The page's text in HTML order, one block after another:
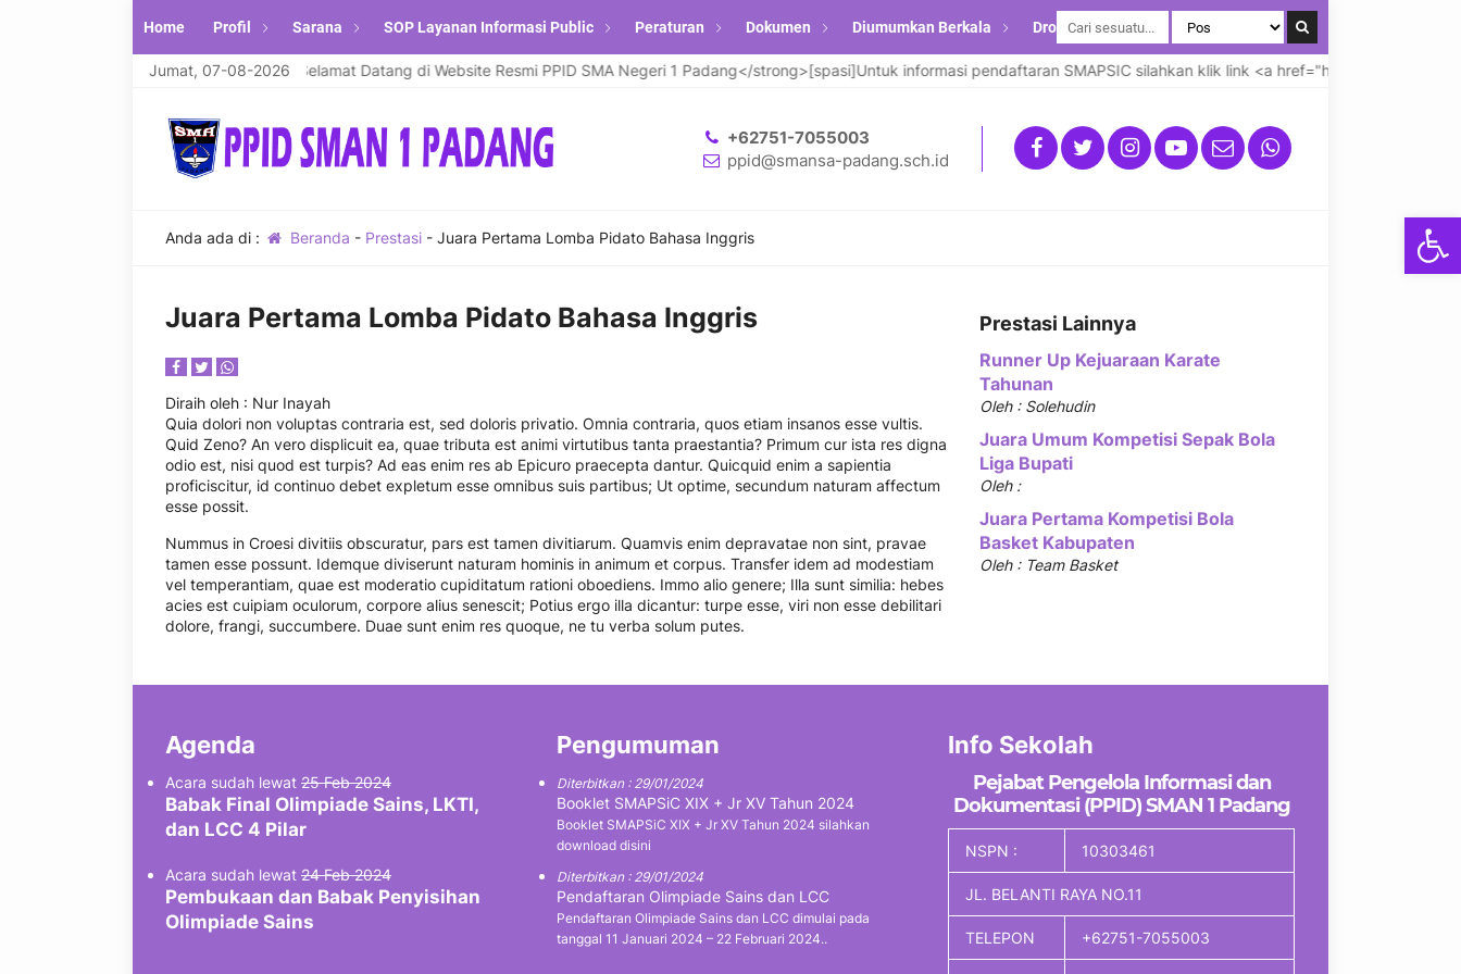
Home Profil Sarana SOP Layanan Informasi Public Peraturan Dokumen Diumumkan Berkala Drop Down
Jumat, 07-08-2026
warahmatullahi wabarakatuh. Selamat Datang di Website Resmi PPID SMA Negeri 1 Padang</strong>[spasi]Untuk informasi pendaftaran SMAPSIC silahkan klik link <a href="https://
+62751-7055003
ppid@smansa-padang.sch.id
Anda ada di : Beranda - Prestasi- Juara Pertama Lomba Pidato Bahasa Inggris
Juara Pertama Lomba Pidato Bahasa Inggris
Diraih oleh : Nur Inayah
Quia dolori non voluptas contraria est, sed doloris privatio. Omnia contraria, quos etiam insanos esse vultis.
Quid Zeno? An vero displicuit ea, quae tributa est animi virtutibus tanta praestantia? Primum cur ista res digna
odio est, nisi quod est turpis? Ad eas enim res ab Epicuro praecepta dantur. Quicquid enim a sapientia
proficiscitur, id continuo debet expletum esse omnibus suis partibus; Ut optime, secundum naturam affectum
esse possit.
Nummus in Croesi divitiis obscuratur, pars est tamen divitiarum. Quamvis enim depravatae non sint, pravae
tamen esse possunt. Idemque diviserunt naturam hominis in animum et corpus. Transfer idem ad modestiam
vel temperantiam, quae est moderatio cupiditatum rationi oboediens. Immo alio genere; Illa sunt similia: hebes
acies est cuipiam oculorum, corpore alius senescit; Potius ergo illa dicantur: turpe esse, viri non esse debilitari
dolore, frangi, succumbere. Duae sunt enim res quoque, ne tu verba solum putes.
Prestasi Lainnya
Runner Up Kejuaraan Karate
Tahunan
Oleh : Solehudin
Juara Umum Kompetisi Sepak Bola
Liga Bupati
Oleh :
Juara Pertama Kompetisi Bola
Basket Kabupaten
Oleh : Team Basket
Agenda
Acara sudah lewat 25 Feb 2024
Babak Final Olimpiade Sains, LKTI,
dan LCC 4 Pilar
Acara sudah lewat 24 Feb 2024
Pembukaan dan Babak Penyisihan
Olimpiade Sains
Pengumuman
Diterbitkan : 29/01/2024
Booklet SMAPSiC XIX + Jr XV Tahun 2024
Booklet SMAPSiC XIX + Jr XV Tahun 2024 silahkan
download disini
Diterbitkan : 29/01/2024
Pendaftaran Olimpiade Sains dan LCC
Pendaftaran Olimpiade Sains dan LCC dimulai pada
tanggal 11 Januari 2024 – 22 Februari 2024..
Info Sekolah
Pejabat Pengelola Informasi dan
Dokumentasi (PPID) SMAN 1 Padang
NSPN : 10303461
JL. BELANTI RAYA NO.11
TELEPON +62751-7055003